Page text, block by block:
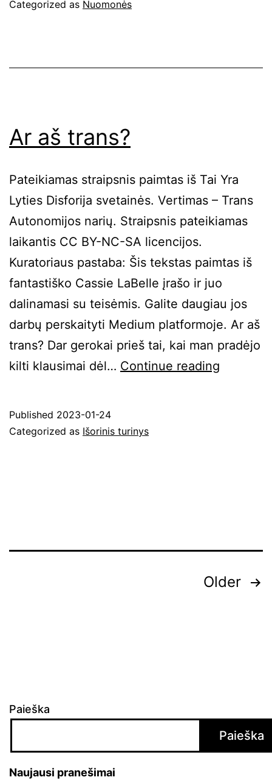
Categorized as Nuomonės
Ar aš trans?
Pateikiamas straipsnis paimtas iš Tai Yra
Lyties Disforija svetainės. Vertimas – Trans
Autonomijos narių. Straipsnis pateikiamas
laikantis CC BY-NC-SA licencijos.
Kuratoriaus pastaba: Šis tekstas paimtas iš
fantastiško Cassie LaBelle įrašo ir juo
dalinamasi su teisėmis. Galite daugiau jos
darbų perskaityti Medium platformoje. Ar aš
trans? Dar gerokai prieš tai, kai man pradėjo
kilti klausimai dėl… Continue reading
Published 2023-01-24
Categorized as Išorinis turinys
Older
Paieška
Paieška
Naujausi pranešimai